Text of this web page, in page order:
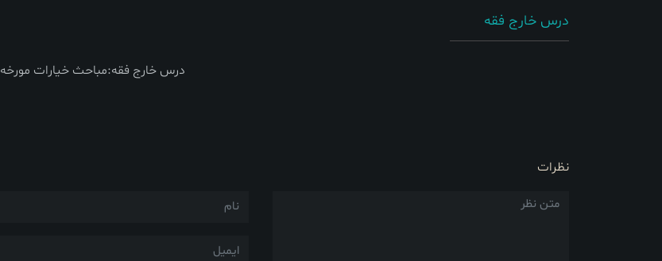
درس خارج فقه
درس خارج فقه:مباحث خیارات مورخه 1397.01.11
نظرات